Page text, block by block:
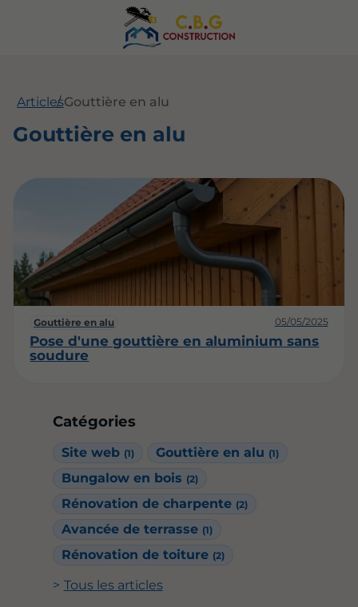
Catégories
Site web (1) Gouttière en alu (1)
Bungalow en bois (2)
Rénovation de charpente (2)
Avancée de terrasse (1)
Rénovation de toiture (2)
Tous les articles
ArticlesGouttière en alu
Gouttière en alu
Gouttière en alu 05/05/2025
Pose d'une gouttière en aluminium sans
soudure